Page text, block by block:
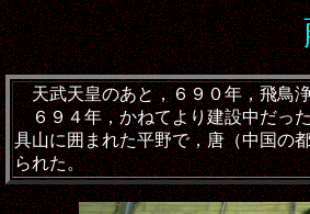
天武天皇のあと，６９０年，飛鳥
６９４年，かねてより建設中だっ
具山に囲まれた平野で，唐（中国の
られた。